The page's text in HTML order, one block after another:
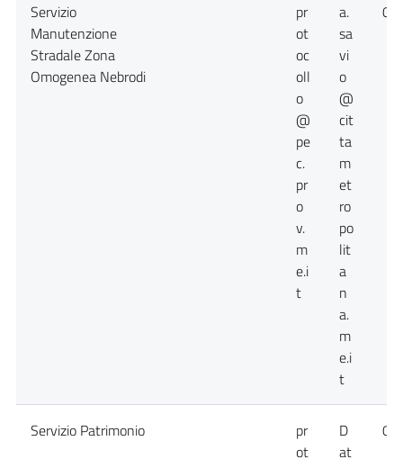
Servizio
Manutenzione
Stradale Zona
Omogenea Nebrodi
pr
ot
oc
oll
o
@
pe
c.
pr
o
v.
m
e.i
t
a.
sa
vi
o
@
cit
ta
m
et
ro
po
lit
a
n
a.
m
e.i
t
Servizio Patrimonio
pr
ot
D
at